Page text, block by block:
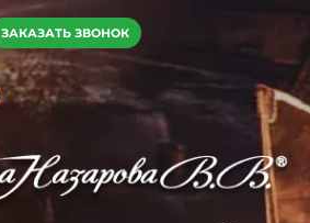
ЗАКАЗАТЬ ЗВОНОК